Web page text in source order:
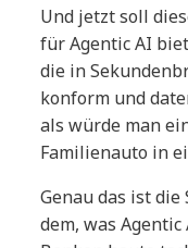
Und jetzt soll
für Agentic AI
die in
konform und
als würde man
Familienauto in
Genau das ist
dem, was